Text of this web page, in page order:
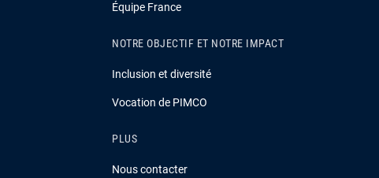
Équipe France
NOTRE OBJECTIF ET NOTRE IMPACT
Inclusion et diversité
Vocation de PIMCO
PLUS
Nous contacter